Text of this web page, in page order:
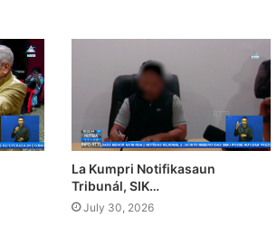
La Kumpri Notifikasaun
Tribunál, SIK…
July 30, 2026